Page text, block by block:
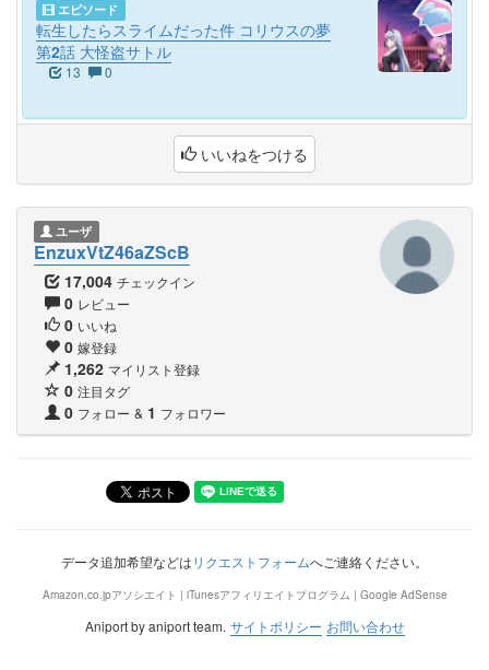
エピソード
転生したらスライムだった件 コリウスの夢
第2話 大怪盗サトル
13 0
いいねをつける
ユーザ
EnzuxVtZ46aZScB
17,004 チェックイン
0 レビュー
0 いいね
0 嫁登録
1,262 マイリスト登録
0 注目タグ
0 フォロー & 1 フォロワー
データ追加希望などはリクエストフォームへご連絡ください。
Amazon.co.jpアソシエイト | iTunesアフィリエイトプログラム | Google AdSense
Aniport by aniport team. サイトポリシー お問い合わせ